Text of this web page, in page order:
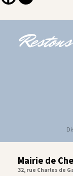
Mairie de
32, rue Charles de